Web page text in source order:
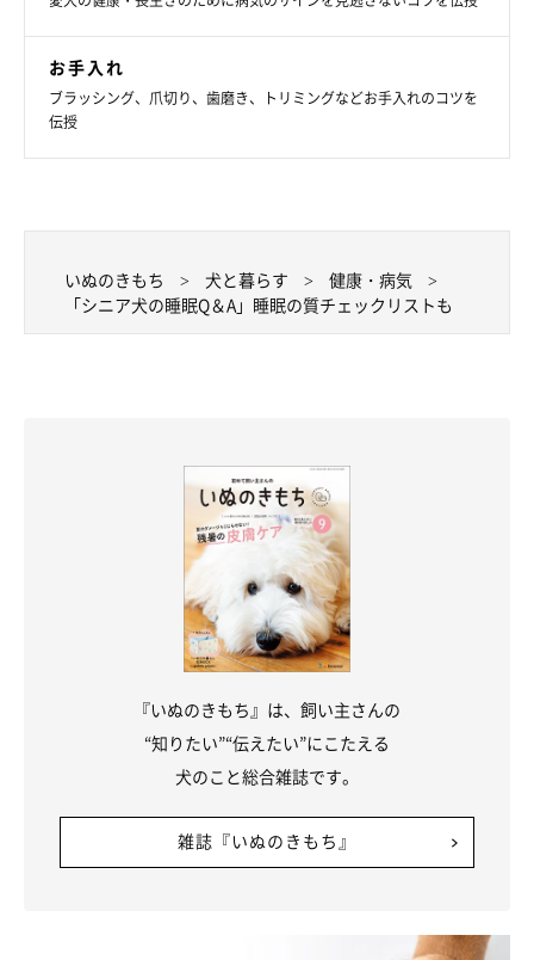
お手入れ
ブラッシング、爪切り、歯磨き、トリミングなどお手入れのコツを
伝授
いぬのきもち 犬と暮らす
健康・病気
「シニア犬の睡眠Q＆A」睡眠の質チェックリストも
『いぬのきもち』は、飼い主さんの
“知りたい”“伝えたい”にこたえる
犬のこと総合雑誌です。
雑誌『いぬのきもち』